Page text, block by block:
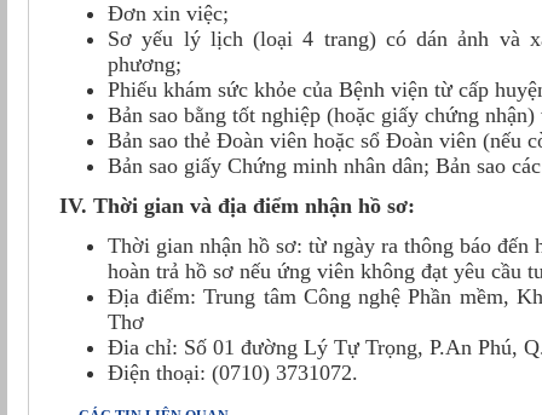
Đơn xin việc;
Sơ yếu lý lịch (loại 4 trang) có dán ảnh và
phương;
Phiếu khám sức khỏe của Bệnh viện từ cấp
Bản sao bằng tốt nghiệp (hoặc giấy chứng
Bản sao thẻ Đoàn viên hoặc sổ Đoàn viên (nếu
Bản sao giấy Chứng minh nhân dân; Bản sao
IV. Thời gian và địa điểm nhận hồ sơ:
Thời gian nhận hồ sơ: từ ngày ra thông báo đến
hoàn trả hồ sơ nếu ứng viên không đạt yêu cầu
Địa điểm: Trung tâm Công nghệ Phần mềm,
Thơ
Đia chỉ: Số 01 đường Lý Tự Trọng, P.An Phú,
Điện thoại: (0710) 3731072.